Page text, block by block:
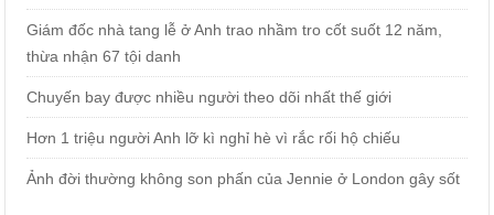
Giám đốc nhà tang lễ ở Anh trao nhầm tro cốt suốt 12 năm,
thừa nhận 67 tội danh
Chuyến bay được nhiều người theo dõi nhất thế giới
Hơn 1 triệu người Anh lỡ kì nghỉ hè vì rắc rối hộ chiếu
Ảnh đời thường không son phấn của Jennie ở London gây sốt